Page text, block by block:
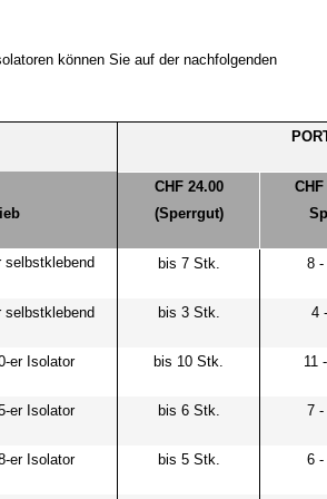
können Sie auf der nachfolgenden
CHF 24.00
(Sperrgut)
selbstklebend bis 7 Stk. 8
selbstklebend bis 3 Stk. 4
er Isolator bis 10 Stk. 11
er Isolator bis 6 Stk. 7
er Isolator bis 5 Stk. 6